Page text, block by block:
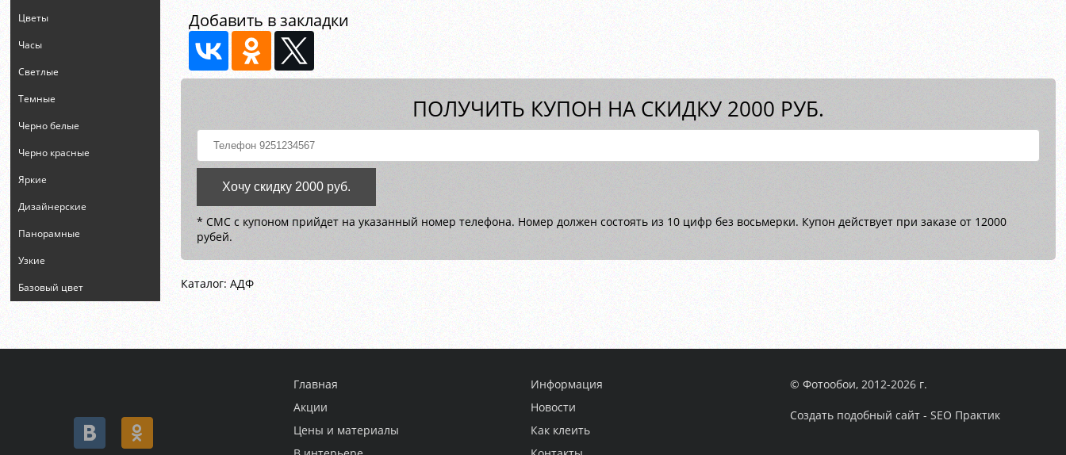
Цветы
Часы
Светлые
Темные
Черно белые
Черно красные
Яркие
Дизайнерские
Панорамные
Узкие
Базовый цвет
Добавить в закладки
ПОЛУЧИТЬ КУПОН НА СКИДКУ 2000 РУБ.
Хочу скидку 2000 руб.
* СМС с купоном прийдет на указанный номер телефона. Номер должен состоять из 10 цифр без восьмерки. Купон действует при заказе от 12000
рубей.
Каталог: АДФ
Главная
Акции
Цены и материалы
Информация
Новости
Как клеить
© Фотообои, 2012-2026 г.
Создать подобный сайт - SEO Практик